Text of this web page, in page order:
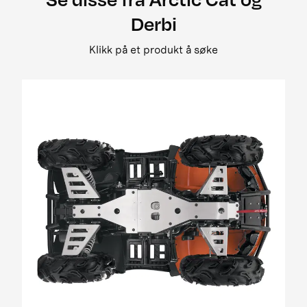
2008 650 3in1 pm street legal my i
2008 650 h1 street legal 0bc69
MY08-MY10 01[1]
2009 400 2x4 og 4x4 EFT
2009 500 TRV EFT PM Street Legal MY09
2009 650 H1 EFT PM T3
2009 700 H1 EFI Cruiser EFT PM Street Legal
MY09
2009 700 H1 EFI EFT Panther EFT PM MY09
2009 700 H1 EFI TRV EFT PM Street Legal MY09
01
Derbi
Klikk på et produkt å søke